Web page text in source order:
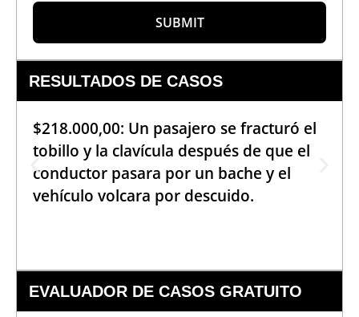
SUBMIT
RESULTADOS DE CASOS
$218.000,00: Un pasajero se fracturó el
tobillo y la clavícula después de que el
conductor pasara por un bache y el
vehículo volcara por descuido.
EVALUADOR DE CASOS GRATUITO